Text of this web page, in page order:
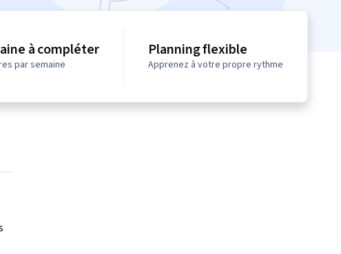
à compléter
par semaine
Planning flexible
Apprenez à votre propre rythme